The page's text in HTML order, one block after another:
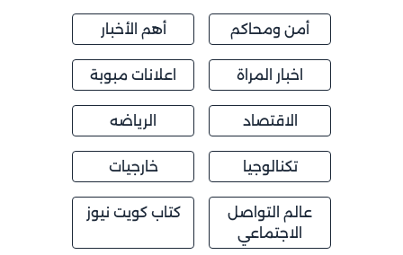
أمن ومحاكم أهم الأخبار
اخبار المراة اعلانات مبوبة
الاقتصاد الرياضه
تكنالوجيا خارجيات
عالم التواصل
الاجتماعي
كتاب كويت نيوز